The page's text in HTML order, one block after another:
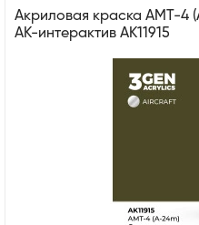
Акриловая краска AMT-4
АК-интерактив AK11915